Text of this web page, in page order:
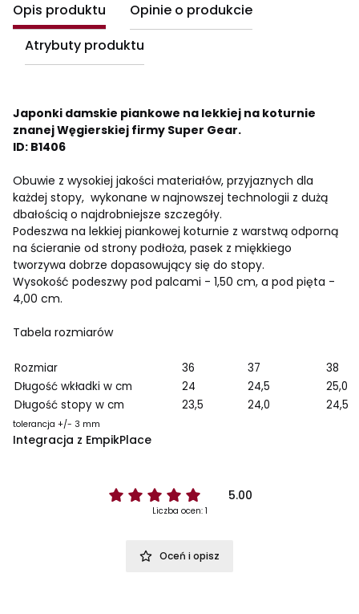
Opis produktu
Opinie o produkcie
Atrybuty produktu
Japonki damskie piankowe na lekkiej na koturnie
znanej Węgierskiej firmy Super Gear.
ID: B1406
Obuwie z wysokiej jakości materiałów, przyjaznych dla
każdej stopy, wykonane w najnowszej technologii z dużą
dbałością o najdrobniejsze szczegóły.
Podeszwa na lekkiej piankowej koturnie z warstwą odporną
na ścieranie od strony podłoża, pasek z miękkiego
tworzywa dobrze dopasowujący się do stopy.
Wysokość podeszwy pod palcami - 1,50 cm, a pod pięta -
4,00 cm.
Tabela rozmiarów
Rozmiar 36 37
38
Długość wkładki w cm
24 24,5
25,0
Długość stopy w cm
23,5 24,0 24,5
tolerancja +/- 3 mm
Integracja z EmpikPlace
5.00
Liczba ocen: 1
Oceń i opisz